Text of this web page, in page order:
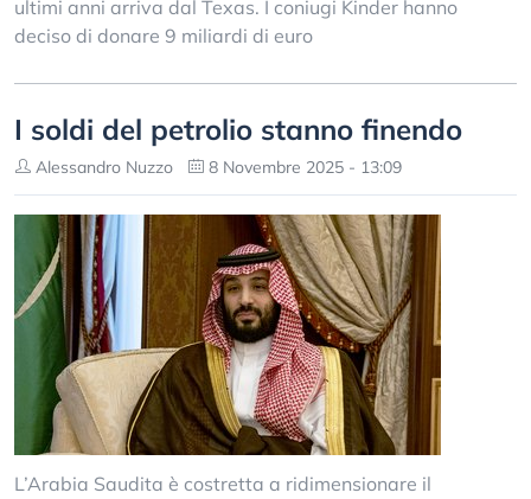
ultimi anni arriva dal Texas. I coniugi Kinder hanno
deciso di donare 9 miliardi di euro
I soldi del petrolio stanno finendo
Alessandro Nuzzo 8 Novembre 2025 - 13:09
L’Arabia Saudita è costretta a ridimensionare il